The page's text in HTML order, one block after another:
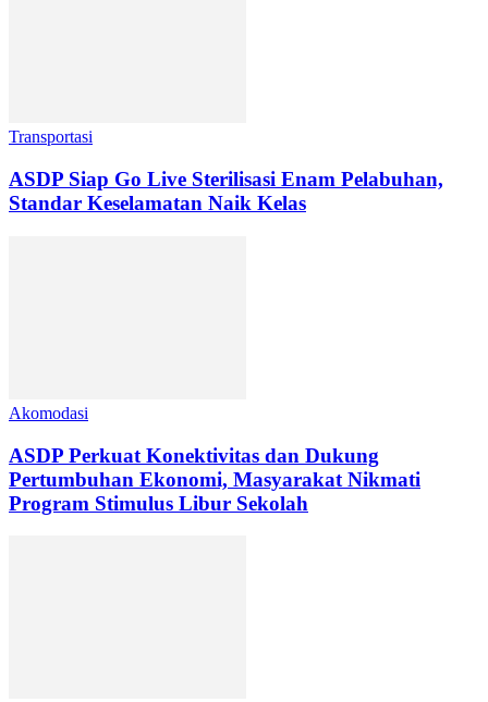
Transportasi
ASDP Siap Go Live Sterilisasi Enam Pelabuhan,
Standar Keselamatan Naik Kelas
Akomodasi
ASDP Perkuat Konektivitas dan Dukung
Pertumbuhan Ekonomi, Masyarakat Nikmati
Program Stimulus Libur Sekolah